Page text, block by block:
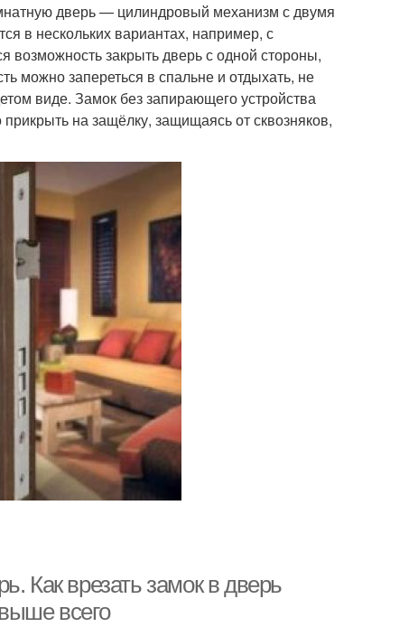
дверь — цилиндровый механизм с двумя
в нескольких вариантах, например, с
возможность закрыть дверь с одной стороны,
можно запереться в спальне и отдыхать, не
виде. Замок без запирающего устройства
на защёлку, защищаясь от сквозняков,
Как врезать замок в дверь
всего